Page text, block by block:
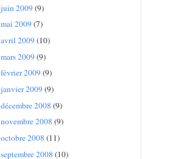
juin 2009 (9)
mai 2009 (7)
avril 2009 (10)
mars 2009 (9)
février 2009 (9)
janvier 2009 (9)
décembre 2008 (9)
novembre 2008 (9)
octobre 2008 (11)
septembre 2008 (10)